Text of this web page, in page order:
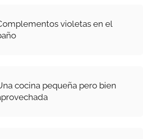
violetas en el
cocina pequeña pero bien